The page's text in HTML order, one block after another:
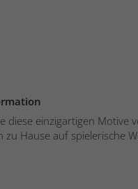
diese einzigartigen Motive
zu Hause auf spielerische